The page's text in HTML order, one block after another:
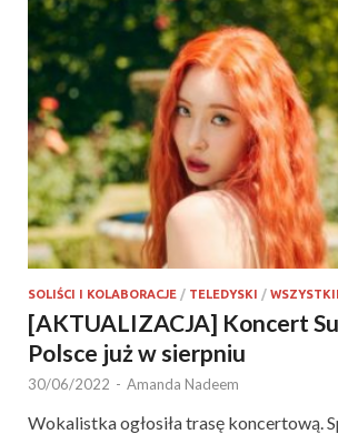
SOLIŚCI I KOLABORACJE / TELEDYSKI /
[AKTUALIZACJA] Koncert
Polsce już w sierpniu
30/06/2022 - Amanda Nadeem
Wokalistka ogłosiła trasę koncertową.